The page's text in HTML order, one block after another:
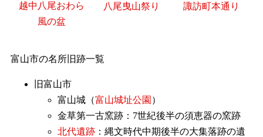
越中八尾おわら
風の盆
八尾曳山祭り 諏訪町本通り
富山市の名所旧跡一覧
旧富山市
富山城（富山城址公園 ）
金草第一古窯跡：7世紀後半の須恵器の窯跡
北代遺跡 ：縄文時代中期後半の大集落跡の遺